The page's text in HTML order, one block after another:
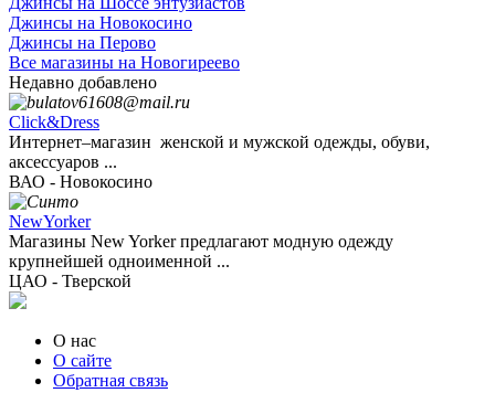
Джинсы на Новокосино
Джинсы на Перово
Все магазины на Новогиреево
Недавно добавлено
Click&Dress
Интернет–магазин женской и мужской одежды, обуви,
аксессуаров ...
ВАО - Новокосино
NewYorker
Магазины New Yorker предлагают модную одежду
крупнейшей одноименной ...
ЦАО - Тверской
О нас
О сайте
Обратная связь